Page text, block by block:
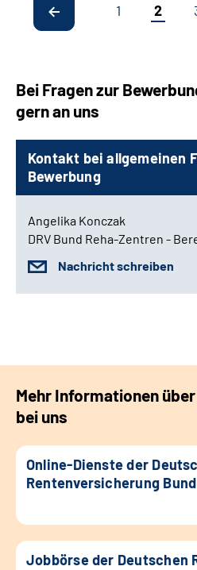
1 2
Bei Fragen zur
gern an uns
Kontakt bei allgemeinen
Bewerbung
Angelika Konczak
DRV Bund Reha-Zentren -
Nachricht schreiben
Mehr Informationen
bei uns
Online-Dienste der
Rentenversicherung Bund
Jobbörse der Deutschen